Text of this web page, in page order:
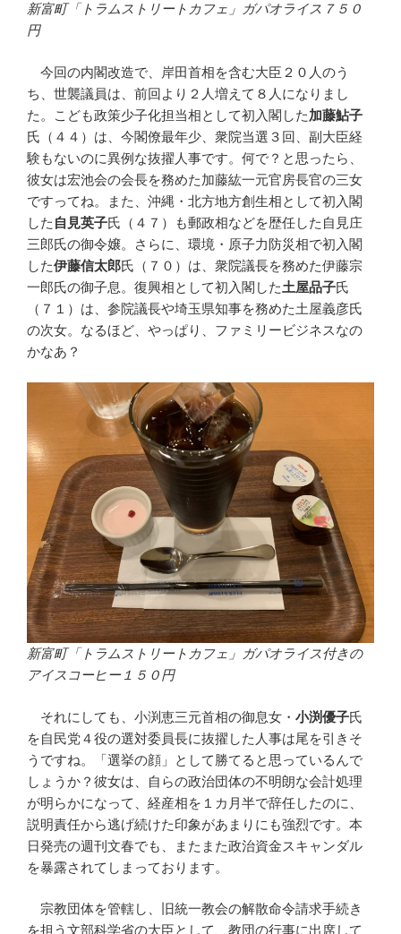
新富町「トラムストリートカフェ」ガパオライス７５０
円
今回の内閣改造で、岸田首相を含む大臣２０人のう
ち、世襲議員は、前回より２人増えて８人になりまし
た。こども政策少子化担当相として初入閣した加藤鮎子
氏（４４）は、今閣僚最年少、衆院当選３回、副大臣経
験もないのに異例な抜擢人事です。何で？と思ったら、
彼女は宏池会の会長を務めた加藤紘一元官房長官の三女
ですってね。また、沖縄・北方地方創生相として初入閣
した 自見英子氏（４７）も郵政相などを歴任した自見庄
三郎氏の御令嬢。さらに、環境・原子力防災相で初入閣
した伊藤信太郎氏（７０）は、衆院議長を務めた伊藤宗
一郎氏の御子息。復興相として初入閣した土屋品子氏
（７１）は、参院議長や埼玉県知事を務めた土屋義彦氏
の次女。なるほど、やっぱり、ファミリービジネスなの
かなあ？
新富町「トラムストリートカフェ」ガパオライス付きの
アイスコーヒー１５０円
それにしても、小渕恵三元首相の御息女・ 小渕優子氏
を自民党４役の選対委員長に抜擢した人事は尾を引きそ
うですね。「選挙の顔」として勝てると思っているんで
しょうか？彼女は、自らの政治団体の不明朗な会計処理
が明らかになって、経産相を１カ月半で辞任したのに、
説明責任から逃げ続けた印象があまりにも強烈です。本
日発売の週刊文春でも、またまた政治資金スキャンダル
を暴露されてしまっております。
宗教団体を管轄し、旧統一教会の解散命令請求手続き
を担う文部科学省の大臣として、教団の行事に出席して